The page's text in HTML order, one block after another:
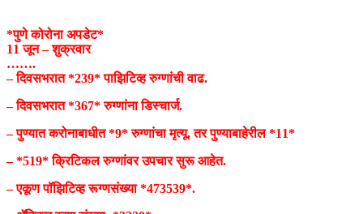
*पुणे कोरोना अपडेट*
11 जून – शुक्रवार
…….
– दिवसभरात *239* पाझिटिव्ह रुग्णांची वाढ.
– दिवसभरात *367* रुग्णांना डिस्चार्ज.
– पुण्यात करोनाबाधीत *9* रुग्णांचा मृत्यू. तर पुण्याबाहेरील *11*
– *519* क्रिटिकल रुग्णांवर उपचार सुरू आहेत.
– एकूण पॉझिटिव्ह रूग्णसंख्या *473539*.